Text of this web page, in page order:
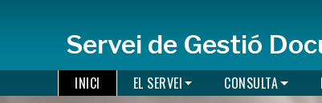
Servei de Gestió
INICI EL SERVEI CONSULTA